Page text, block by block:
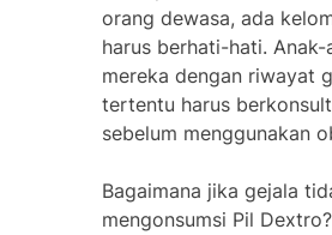
orang dewasa, ada
harus berhati-hati. Anak-
mereka dengan riwayat
tertentu harus
sebelum menggunakan
Bagaimana jika gejala
mengonsumsi Pil